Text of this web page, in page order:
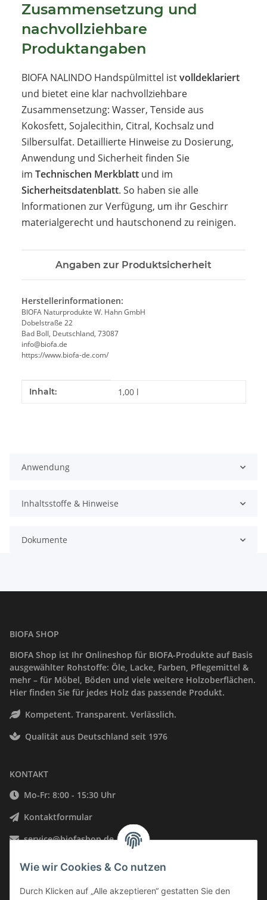
Wie wir Cookies & Co nutzen
Durch Klicken auf „Alle akzeptieren“ gestatten Sie den
Zusammensetzung und
nachvollziehbare
Produktangaben
BIOFA NALINDO Handspülmittel istvolldeklariert
und bietet eine klar nachvollziehbare
Zusammensetzung: Wasser, Tenside aus
Kokosfett, Sojalecithin, Citral, Kochsalz und
Silbersulfat. Detaillierte Hinweise zu Dosierung,
Anwendung und Sicherheit finden Sie
im Technischen Merkblatt und im
Sicherheitsdatenblatt. So haben sie alle
Informationen zur Verfügung, um ihr Geschirr
materialgerecht und hautschonend zu reinigen.
Angaben zur Produktsicherheit
Herstellerinformationen:
BIOFA Naturprodukte W. Hahn GmbH
Dobelstraße 22
Bad Boll, Deutschland, 73087
info@biofa.de
https://www.biofa-de.com/
Produkteigenschaft
Wert
Inhalt: 1,00 l
Anwendung
Inhaltsstoffe & Hinweise
Dokumente
BIOFA SHOP
BIOFA Shop ist Ihr Onlineshop für BIOFA-Produkte auf Basis
ausgewählter Rohstoffe: Öle, Lacke, Farben, Pflegemittel &
mehr – für Möbel, Böden und viele weitere Holzoberflächen.
Hier finden Sie für jedes Holz das passende Produkt.
Kompetent. Transparent. Verlässlich.
Qualität aus Deutschland seit 1976
KONTAKT
Mo-Fr: 8:00 - 15:30 Uhr
Kontaktformular
service@biofashop.de
06578 9999002